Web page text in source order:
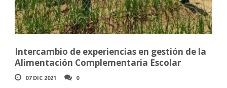
Intercambio de experiencias en gestión de la
Alimentación Complementaria Escolar
07 DIC 2021 0